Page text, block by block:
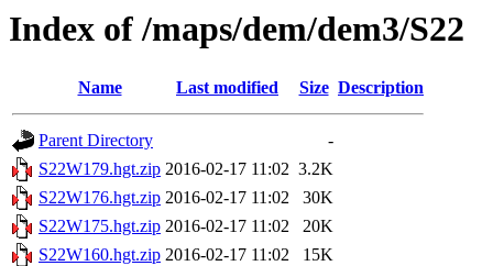
Index of /maps/dem/dem3/S22
Name Last modified Size Description
Parent Directory
-
S22W179.hgt.zip 2016-02-17 11:02 3.2K
S22W176.hgt.zip 2016-02-17 11:02
30K
S22W175.hgt.zip 2016-02-17 11:02
20K
S22W160.hgt.zip 2016-02-17 11:02
15K